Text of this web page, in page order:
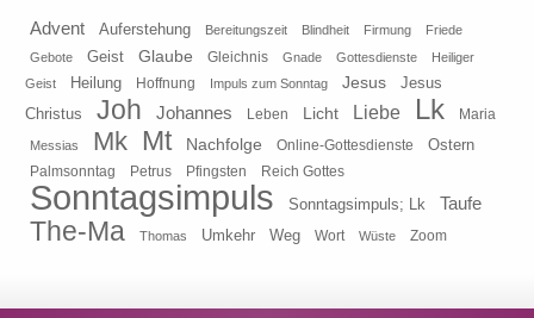
Advent Auferstehung Bereitungszeit Blindheit Firmung
Friede
Gebote
Geist Glaube Gleichnis Gnade Gottesdienste
Heiliger
Geist
Heilung Hoffnung Impuls zum Sonntag Jesus
Jesus
Christus
Joh Johannes Leben Licht Liebe Lk Maria
Messias Mk Mt Nachfolge Online-Gottesdienste Ostern
Palmsonntag Petrus Pfingsten Reich Gottes
Sonntagsimpuls Sonntagsimpuls; Lk Taufe
The-Ma Thomas Umkehr Weg Wort Wüste Zoom